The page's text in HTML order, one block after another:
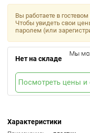
Характеристики
Вы работаете в
Чтобы увидеть свои
паролем (или
Нет на складе
Мы
Посмотреть цены и